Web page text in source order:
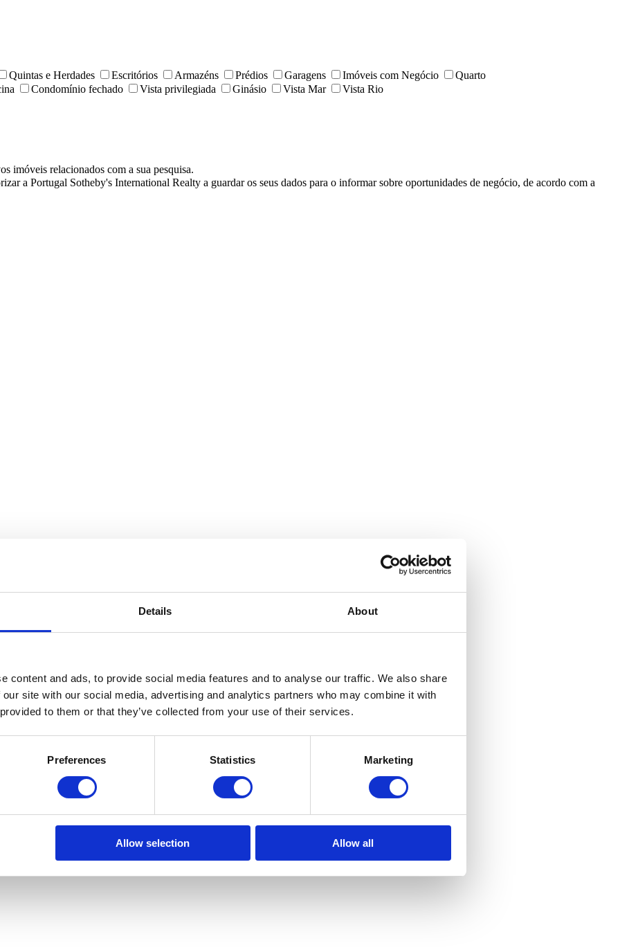
Details About
content and ads, to provide social media features and to analyse our traffic. We also share
site with our social media, advertising and analytics partners who may combine it with
to them or that they’ve collected from your use of their services.
Preferences Statistics Marketing
Allow selection Allow all
Quintas e Herdades Escritórios Armazéns Prédios Garagens Imóveis com Negócio
Quarto
Condomínio fechado Vista privilegiada Ginásio Vista Mar Vista Rio
imóveis relacionados com a sua pesquisa.
a Portugal Sotheby's International Realty a guardar os seus dados para o informar sobre oportunidades de negócio, de acordo com a